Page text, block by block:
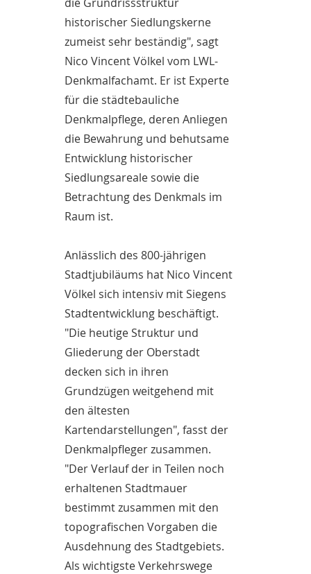
historischer Siedlungskerne
zumeist sehr beständig", sagt
Nico Vincent Völkel vom LWL-
Denkmalfachamt. Er ist Experte
für die städtebauliche
Denkmalpflege, deren Anliegen
die Bewahrung und behutsame
Entwicklung historischer
Siedlungsareale sowie die
Betrachtung des Denkmals im
Raum ist.
Anlässlich des 800-jährigen
Stadtjubiläums hat Nico Vincent
Völkel sich intensiv mit Siegens
Stadtentwicklung beschäftigt.
"Die heutige Struktur und
Gliederung der Oberstadt
decken sich in ihren
Grundzügen weitgehend mit
den ältesten
Kartendarstellungen", fasst der
Denkmalpfleger zusammen.
"Der Verlauf der in Teilen noch
erhaltenen Stadtmauer
bestimmt zusammen mit den
topografischen Vorgaben die
Ausdehnung des Stadtgebiets.
Als wichtigste Verkehrswege